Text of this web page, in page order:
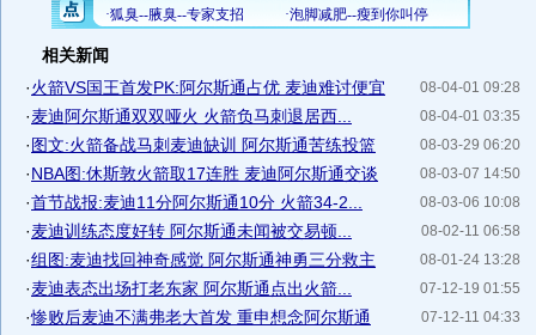
相关新闻
08-04-01 09:28
·火箭VS国王首发PK:阿尔斯通占优 麦迪难讨便宜
08-04-01 03:35
·麦迪阿尔斯通双双哑火 火箭负马刺退居西...
08-03-29 06:20
·图文:火箭备战马刺麦迪缺训 阿尔斯通苦练投篮
08-03-07 14:50
·NBA图:休斯敦火箭取17连胜 麦迪阿尔斯通交谈
08-03-06 10:08
·首节战报:麦迪11分阿尔斯通10分 火箭34-2...
08-02-11 06:58
·麦迪训练态度好转 阿尔斯通未闻被交易顿...
08-01-24 13:28
·组图:麦迪找回神奇感觉 阿尔斯通神勇三分救主
07-12-19 01:55
·麦迪表态出场打老东家 阿尔斯通点出火箭...
07-12-11 04:33
·惨败后麦迪不满弗老大首发 重申想念阿尔斯通